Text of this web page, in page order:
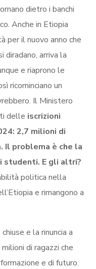
dietro i banchi
Anche in Etiopia
per il nuovo anno che
diradano, arriva la
e riaprono le
ricominciano un
Il Ministero
delle iscrizioni
2,7 milioni di
Il problema è che la
studenti. E gli altri?
politica nella
e rimangono a
e la rinuncia a
di ragazzi che
e di futuro.